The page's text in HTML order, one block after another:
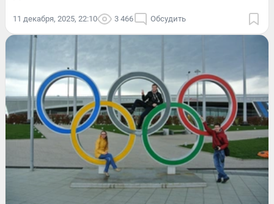
11 декабря, 2025, 22:10 3 466 Обсудить